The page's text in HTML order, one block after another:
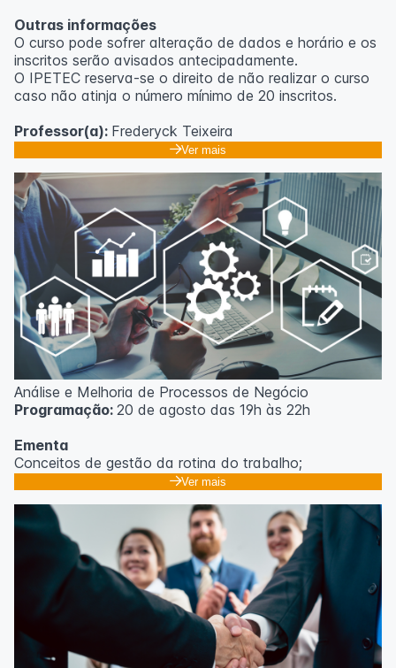
Outras informações
O curso pode sofrer alteração de dados e horário e os
inscritos serão avisados ​​antecipadamente.
O IPETEC reserva-se o direito de não realizar o curso
caso não atinja o número mínimo de 20 inscritos.
Professor(a): Frederyck Teixeira
Ver mais
Análise e Melhoria de Processos de Negócio
Programação: 20 de agosto das 19h às 22h
Ementa
Conceitos de gestão da rotina do trabalho;
Promoção de mudanças através do 5S;
resultados;
Método PDCA de gestão;
Técnicas de padronização do trabalho.
Metodologia
100% da carga horária do curso são realizadas com
aulas ao vivo.
As aulas podem ser assistidas por computador, celular
Ver mais